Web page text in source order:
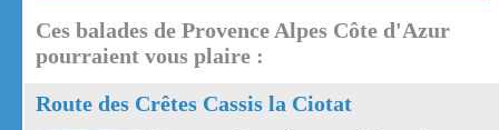
Ces balades de Provence Alpes Côte d'Azur
pourraient vous plaire :
Route des Crêtes Cassis la Ciotat